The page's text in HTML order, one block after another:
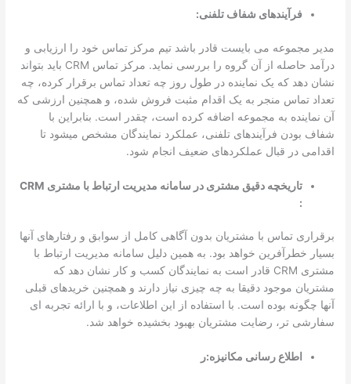
فرآیندهای شفاف تلفنی:
مدیر مجموعه می­ بایست قادر باشد تیم مرکز تماس خود را ارزیابی و
درآمد حاصله از آن گروه را بررسی نماید. مرکز تماس CRM باید بتواند
نشان دهد که یک نماینده در طول روز چه تعداد تماس برقرار کرده، چه
تعداد تماس منجر به یک اقدام مثبت فروش شده، و همچنین ارزشی که
آن نماینده به مجموعه اضافه کرده است، چقدر است. بنابراین با
شفاف بودن فرآیند­های تلفنی، عملکرد نمایندگان مشخص می­شود تا
اقدامی در قبال عملکردهای ضعیف انجام شود.
تاریخچه دقیق مشتری در سامانه­ مدیریت ارتباط با مشتری CRM
:
برقراری تماس با مشتریان بدون آگاهی کامل از سوابق و رفتار­های آن­ها
بسیار خطرآفرین خواهد بود. به همین دلیل سامانه­ مدیریت ارتباط با
مشتری CRM قادر است به نمایندگان کسب و کار نشان دهد که
مشتریان موجود دقیقا به چه چیزی نیاز دارند و همچنین خریدهای قبلی
آن­ها چگونه بوده است. با استفاده از این اطلاعات، و با ارائه تجربه ای
سفارشی ­تر، رضایت مشتریان بهبود بخشیده خواهد شد.
اطلاع رسانی مکانیزه:ر